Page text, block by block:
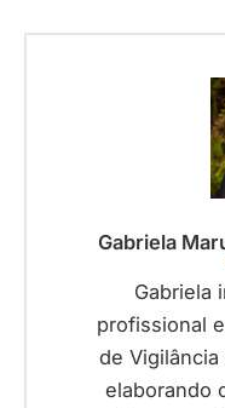
Gabriela
Gabriela
profissional
de
elaborando